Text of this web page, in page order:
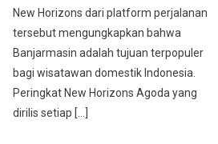
New Horizons dari platform perjalanan
tersebut mengungkapkan bahwa
Banjarmasin adalah tujuan terpopuler
bagi wisatawan domestik Indonesia.
Peringkat New Horizons Agoda yang
dirilis setiap […]